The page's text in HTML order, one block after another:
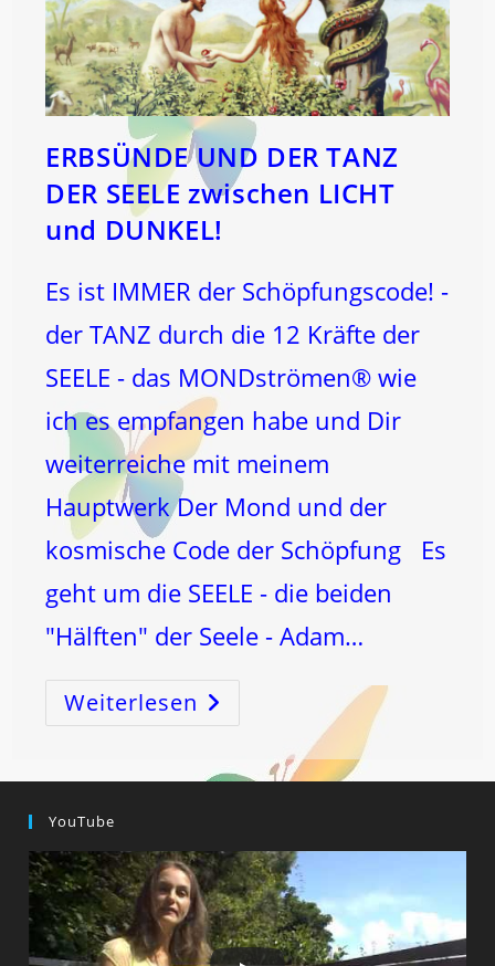
ERBSÜNDE UND DER TANZ
DER SEELE zwischen LICHT
und DUNKEL!
Es ist IMMER der Schöpfungscode! -
der TANZ durch die 12 Kräfte der
SEELE - das MONDströmen® wie
ich es empfangen habe und Dir
weiterreiche mit meinem
Hauptwerk Der Mond und der
kosmische Code der Schöpfung Es
geht um die SEELE - die beiden
"Hälften" der Seele - Adam…
Weiterlesen ERBSÜNDE
UND
DER
SEELE
YouTube